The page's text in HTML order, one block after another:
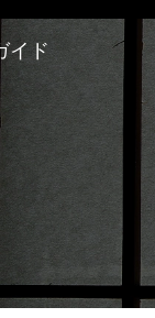
イド